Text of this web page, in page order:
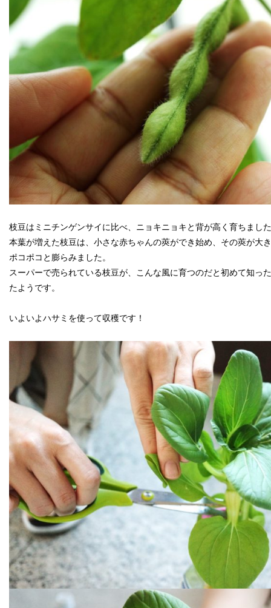
枝豆はミニチンゲンサイに比べ、ニョキニョキと背が高く育ちまし
本葉が増えた枝豆は、小さな赤ちゃんの莢ができ始め、その莢が大
ポコポコと膨らみました。
スーパーで売られている枝豆が、こんな風に育つのだと初めて知っ
たようです。
いよいよハサミを使って収穫です！